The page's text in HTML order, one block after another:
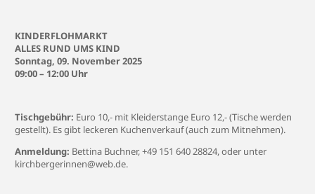
KINDERFLOHMARKT
ALLES RUND UMS KIND
Sonntag, 09. November 2025
09:00 – 12:00 Uhr
Tischgebühr: Euro 10,- mit Kleiderstange Euro 12,- (Tische werden
gestellt). Es gibt leckeren Kuchenverkauf (auch zum Mitnehmen).
Anmeldung: Bettina Buchner, +49 151 640 28824, oder unter
kirchbergerinnen@web.de.